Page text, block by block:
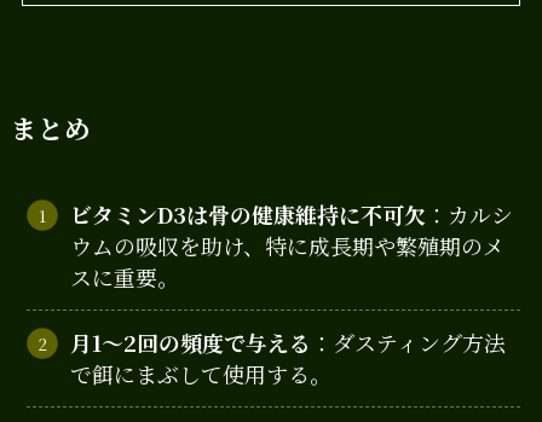
まとめ
ビタミンD3は骨の健康維持に不可欠 ：カルシ
ウムの吸収を助け、特に成長期や繁殖期のメ
スに重要。
月1～2回の頻度で与える ：ダスティング方法
で餌にまぶして使用する。